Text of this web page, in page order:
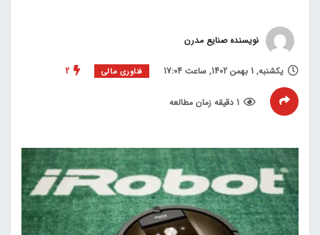
نویسنده صنایع مدرن
یکشنبه, 1 بهمن 1402, ساعت 17:04 فناوری مالی 2
1 دقیقه زمان مطالعه